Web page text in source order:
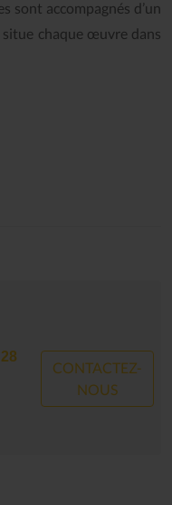
sont accompagnés d’un
chaque œuvre dans
CONTACTEZ-
NOUS